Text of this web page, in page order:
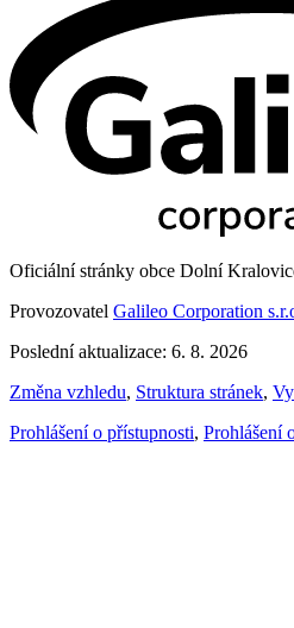
Oficiální stránky obce Dolní
Provozovatel Galileo Corporation
Poslední aktualizace: 6. 8. 2026
Změna vzhledu, Struktura stránek,
Prohlášení o přístupnosti, Prohlášení